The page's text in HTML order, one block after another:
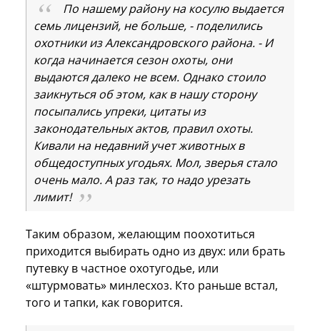
По нашему району на косулю выдается
семь лицензий, не больше, - поделились
охотники из Александровского района. - И
когда начинается сезон охоты, они
выдаются далеко не всем. Однако стоило
заикнуться об этом, как в нашу сторону
посыпались упреки, цитаты из
законодательных актов, правил охоты.
Кивали на недавний учет животных в
общедоступных угодьях. Мол, зверья стало
очень мало. А раз так, то надо урезать
лимит!
Таким образом, желающим поохотиться
приходится выбирать одно из двух: или брать
путевку в частное охотугодье, или
«штурмовать» минлесхоз. Кто раньше встал,
того и тапки, как говорится.